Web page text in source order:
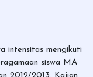
intensitas mengikuti
siswa MA